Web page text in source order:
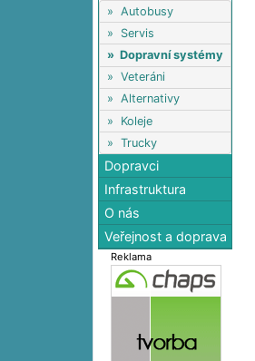
» Autobusy
» Servis
» Dopravní systémy
» Veteráni
» Alternativy
» Koleje
» Trucky
Dopravci
Infrastruktura
O nás
Veřejnost a doprava
Reklama